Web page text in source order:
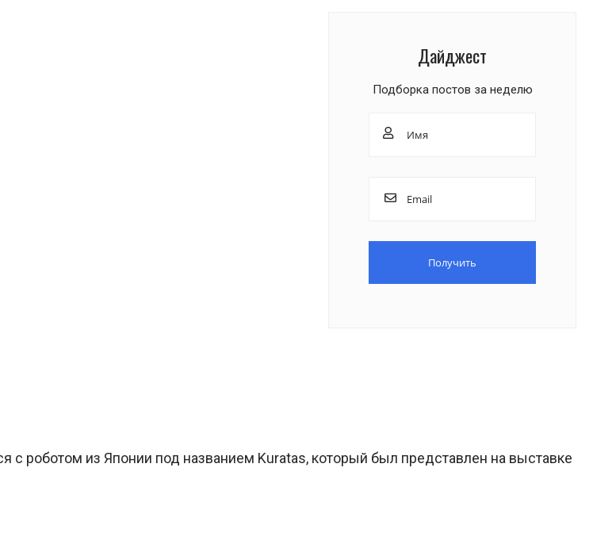
Дайджест
Подборка постов за неделю
роботом из Японии под названием Kuratas, который был представлен на выставке